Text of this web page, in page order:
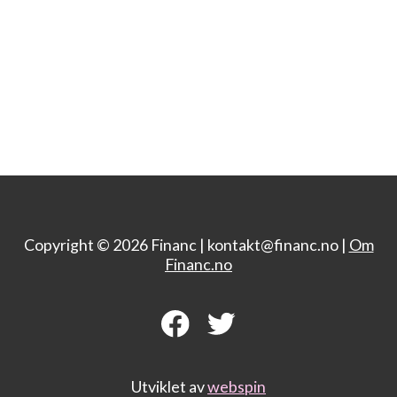
Copyright © 2026 Financ | kontakt@financ.no | Om
Financ.no
Utviklet avwebspin